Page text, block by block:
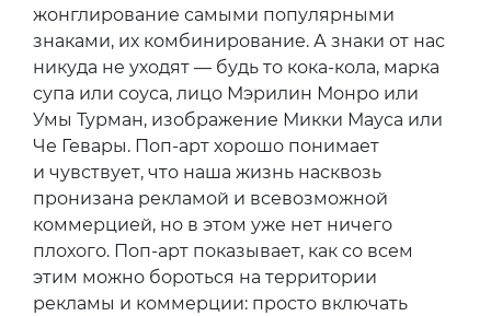
жонглирование самыми популярными
знаками, их комбинирование. А знаки от нас
никуда не уходят — будь то кока-кола, марка
супа или соуса, лицо Мэрилин Монро или
Умы Турман, изображение Микки Мауса или
Че Гевары. Поп-арт хорошо понимает
и чувствует, что наша жизнь насквозь
пронизана рекламой и всевозможной
коммерцией, но в этом уже нет ничего
плохого. Поп-арт показывает, как со всем
этим можно бороться на территории
рекламы и коммерции: просто включать